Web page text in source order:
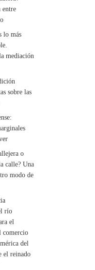
entre
lo más
mediación
sobre las
o
calle? Una
modo de
río
el
comercio
del
el reinado